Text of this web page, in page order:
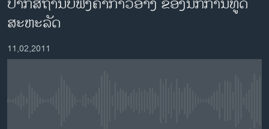
ຂ້າມ
ຂ້າມ
ໄປ
ຫາ
ຊອກ
ອາເມຣິກາ
ຂ່າວ​ຈີນ
ສະຫະລັດ
11,02,2011